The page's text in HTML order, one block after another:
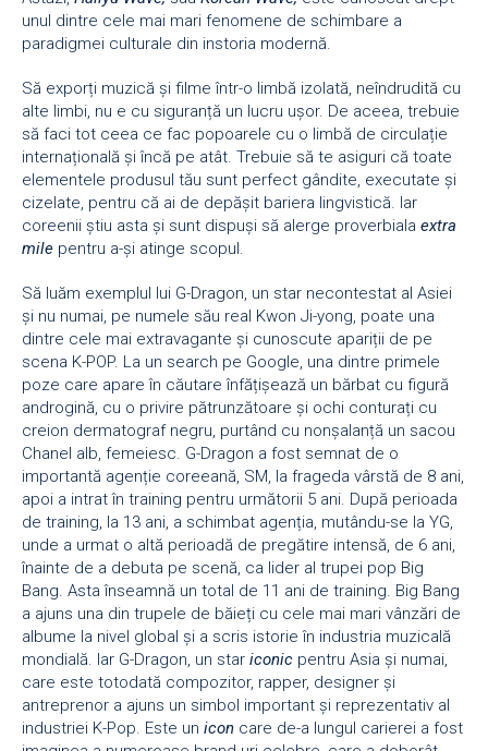
unul dintre cele mai mari fenomene de schimbare a
paradigmei culturale din instoria modernă.
Să exporți muzică și filme într-o limbă izolată, neîndrudită cu
alte limbi, nu e cu siguranță un lucru ușor. De aceea, trebuie
să faci tot ceea ce fac popoarele cu o limbă de circulație
internațională și încă pe atât. Trebuie să te asiguri că toate
elementele produsul tău sunt perfect gândite, executate și
cizelate, pentru că ai de depășit bariera lingvistică. Iar
coreenii știu asta și sunt dispuși să alerge proverbiala extra
mile pentru a-și atinge scopul.
Să luăm exemplul lui G-Dragon, un star necontestat al Asiei
și nu numai, pe numele său real Kwon Ji-yong, poate una
dintre cele mai extravagante și cunoscute apariții de pe
scena K-POP. La un search pe Google, una dintre primele
poze care apare în căutare înfățișează un bărbat cu figură
androgină, cu o privire pătrunzătoare și ochi conturați cu
creion dermatograf negru, purtând cu nonșalanță un sacou
Chanel alb, femeiesc. G-Dragon a fost semnat de o
importantă agenție coreeană, SM, la frageda vârstă de 8 ani,
apoi a intrat în training pentru următorii 5 ani. După perioada
de training, la 13 ani, a schimbat agenția, mutându-se la YG,
unde a urmat o altă perioadă de pregătire intensă, de 6 ani,
înainte de a debuta pe scenă, ca lider al trupei pop Big
Bang. Asta înseamnă un total de 11 ani de training. Big Bang
a ajuns una din trupele de băieți cu cele mai mari vânzări de
albume la nivel global și a scris istorie în industria muzicală
mondială. Iar G-Dragon, un star iconic pentru Asia și numai,
care este totodată compozitor, rapper, designer și
antreprenor a ajuns un simbol important și reprezentativ al
industriei K-Pop. Este un icon care de-a lungul carierei a fost